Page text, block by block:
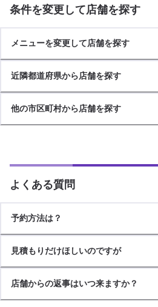
条件を変更して店舗を探す
メニューを変更して店舗を探す
近隣都道府県から店舗を探す
他の市区町村から店舗を探す
よくある質問
予約方法は？
見積もりだけほしいのですが
店舗からの返事はいつ来ますか？